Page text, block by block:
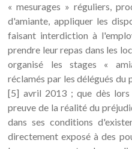
« mesurages » réguliers,
d'amiante, appliquer les
faisant interdiction à
prendre leur repas dans les
organisé les stages «
réclamés par les délégués du
[5] avril 2013 ; que dès
preuve de la réalité du
dans ses conditions
directement exposé à des